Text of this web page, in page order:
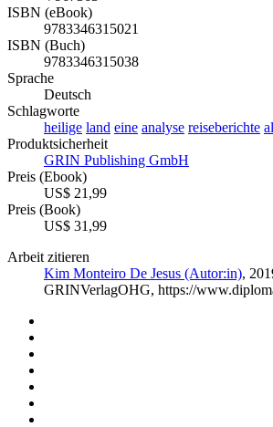
ISBN (eBook)
9783346315021
ISBN (Buch)
9783346315038
Sprache
Deutsch
Schlagworte
heilige land eine analyse reiseberichte
Produktsicherheit
GRIN Publishing GmbH
Preis (Ebook)
US$ 21,99
Preis (Book)
US$ 31,99
Arbeit zitieren
Kim Monteiro De Jesus (Autor:in),
GRINVerlagOHG, https://